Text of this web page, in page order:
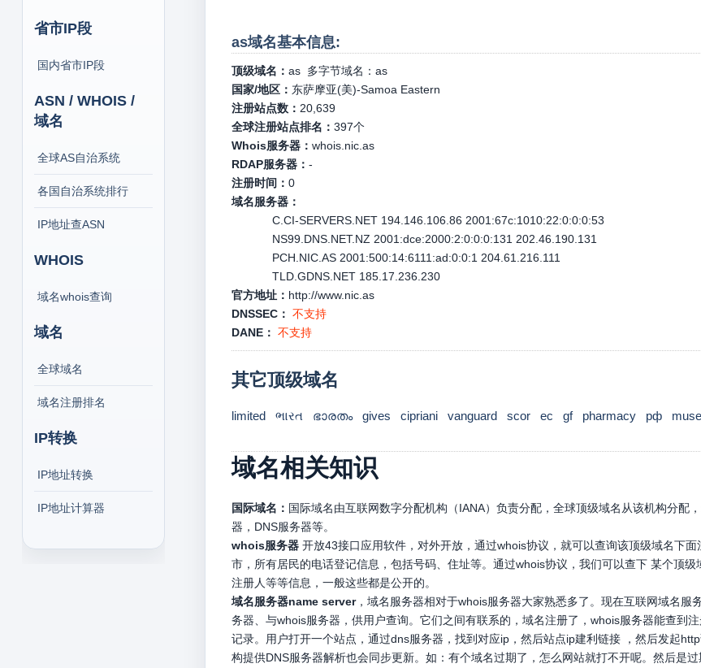
省市IP段
国内省市IP段
ASN / WHOIS /
域名
全球AS自治系统
各国自治系统排行
IP地址查ASN
WHOIS
域名whois查询
域名
全球域名
域名注册排名
IP转换
IP地址转换
IP地址计算器
as域名基本信息:
顶级域名： as多字节域名： as
国家/地区： 东萨摩亚(美)-Samoa Eastern
注册站点数： 20,639
全球注册站点排名： 397个
Whois服务器： whois.nic.as
RDAP服务器： -
注册时间： 0
域名服务器：
C.CI-SERVERS.NET 194.146.106.86 2001:67c:1010:22:0:0:0:53
NS99.DNS.NET.NZ 2001:dce:2000:2:0:0:0:131 202.46.190.131
PCH.NIC.AS 2001:500:14:6111:ad:0:0:1 204.61.216.111
TLD.GDNS.NET 185.17.236.230
官方地址： http://www.nic.as
DNSSEC： 不支持
DANE： 不支持
其它顶级域名
limited ભારત ഭാരതം gives cipriani vanguard scor ec gf pharmacy рф
域名相关知识
国际域名： 国际域名由互联网数字分配机构（IANA）负责分配，全球顶级域名从该机构分配
器，DNS服务器等。
whois服务器开放43接口应用软件，对外开放，通过whois协议，就可以查询该顶级域名下
市，所有居民的电话登记信息，包括号码、住址等。通过whois协议，我们可以查下 某个顶
注册人等等信息，一般这些都是公开的。
域名服务器name server，域名服务器相对于whois服务器大家熟悉多了。现在互联网域名
务器、与whois服务器，供用户查询。它们之间有联系的，域名注册了，whois服务器能查到
记录。用户打开一个站点，通过dns服务器，找到对应ip，然后站点ip建利链接 ，然后发起
构提供DNS服务器解析也会同步更新。如：有个域名过期了，怎么网站就打不开呢。然后是